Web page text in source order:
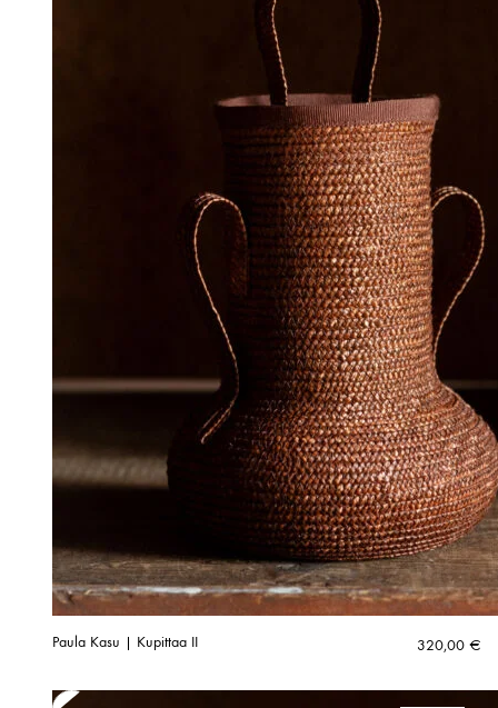
Paula Kasu | Kupittaa II 320,00 €